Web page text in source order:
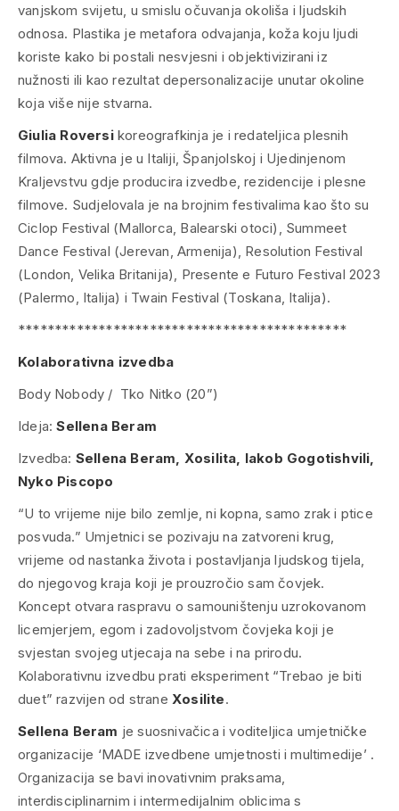
vanjskom svijetu, u smislu očuvanja okoliša i ljudskih
odnosa. Plastika je metafora odvajanja, koža koju ljudi
koriste kako bi postali nesvjesni i objektivizirani iz
nužnosti ili kao rezultat depersonalizacije unutar okoline
koja više nije stvarna.
Giulia Roversi koreografkinja je i redateljica plesnih
filmova. Aktivna je u Italiji, Španjolskoj i Ujedinjenom
Kraljevstvu gdje producira izvedbe, rezidencije i plesne
filmove. Sudjelovala je na brojnim festivalima kao što su
Ciclop Festival (Mallorca, Balearski otoci), Summeet
Dance Festival (Jerevan, Armenija), Resolution Festival
(London, Velika Britanija), Presente e Futuro Festival 2023
(Palermo, Italija) i Twain Festival (Toskana, Italija).
*********************************************
Kolaborativna izvedba
Body Nobody / Tko Nitko (20”)
Ideja:Sellena Beram
Izvedba: Sellena Beram, Xosilita, Iakob Gogotishvili,
Nyko Piscopo
“U to vrijeme nije bilo zemlje, ni kopna, samo zrak i ptice
posvuda.” Umjetnici se pozivaju na zatvoreni krug,
vrijeme od nastanka života i postavljanja ljudskog tijela,
do njegovog kraja koji je prouzročio sam čovjek.
Koncept otvara raspravu o samouništenju uzrokovanom
licemjerjem, egom i zadovoljstvom čovjeka koji je
svjestan svojeg utjecaja na sebe i na prirodu.
Kolaborativnu izvedbu prati eksperiment “Trebao je biti
duet” razvijen od straneXosilite.
Sellena Beram je suosnivačica i voditeljica umjetničke
organizacije ‘MADE izvedbene umjetnosti i multimedije’.
Organizacija se bavi inovativnim praksama,
interdisciplinarnim i intermedijalnim oblicima s